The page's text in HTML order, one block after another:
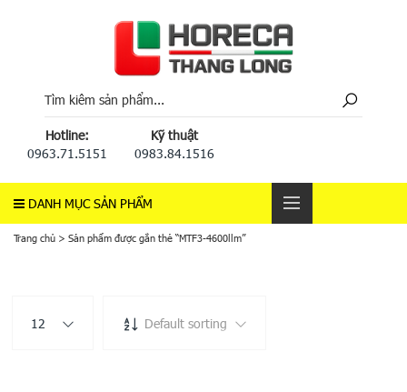
Hotline:
0963.71.5151
Kỹ thuật
0983.84.1516
DANH MỤC SẢN PHẨM
Trang chủ > Sản phẩm được gắn thẻ “MTF3-4600llm”
12 Default sorting